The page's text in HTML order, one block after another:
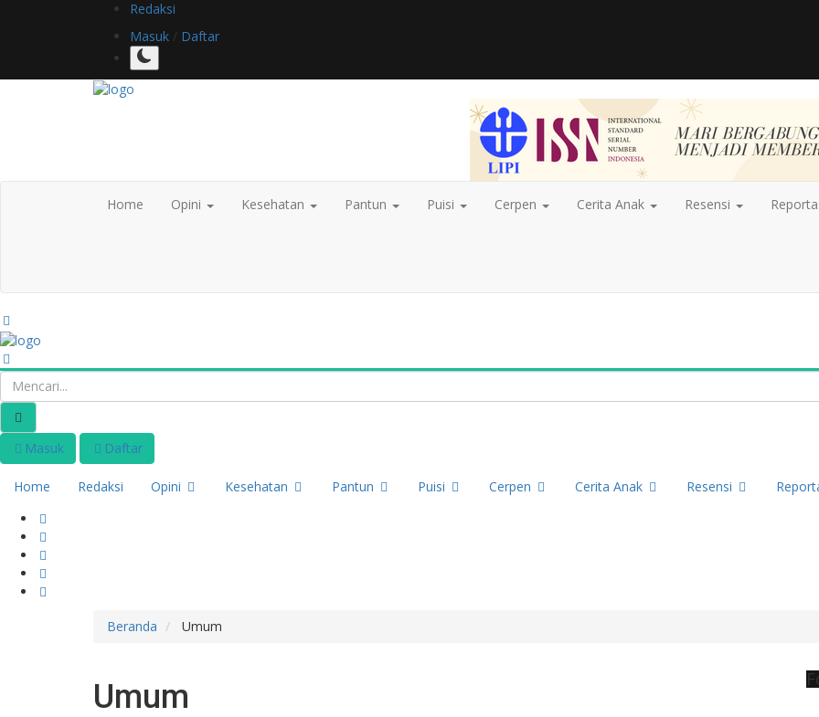
Redaksi
Masuk / Daftar
Home Opini Kesehatan Pantun Puisi Cerpen Cerita Anak Resensi
Masuk Daftar
Home Redaksi Opini Kesehatan Pantun Puisi Cerpen Cerita Anak Resensi
Beranda Umum
Umum